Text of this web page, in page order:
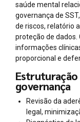
saúde mental
governança de
de riscos, relatório
proteção de dados.
informações
proporcional e
Estruturação
governança
Revisão da
legal,